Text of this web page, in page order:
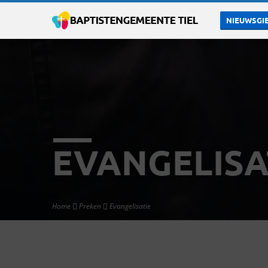
Home Preken Evangelisatie